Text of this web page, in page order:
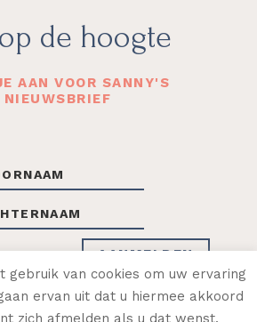
de hoogte
AAN VOOR SANNY'S
NIEUWSBRIEF
gebruik van cookies om uw ervaring
ervan uit dat u hiermee akkoord
zich afmelden als u dat wenst.